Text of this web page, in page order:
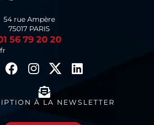
54 rue Ampère
75017 PARIS
56 79 20 20
À LA NEWSLETTER